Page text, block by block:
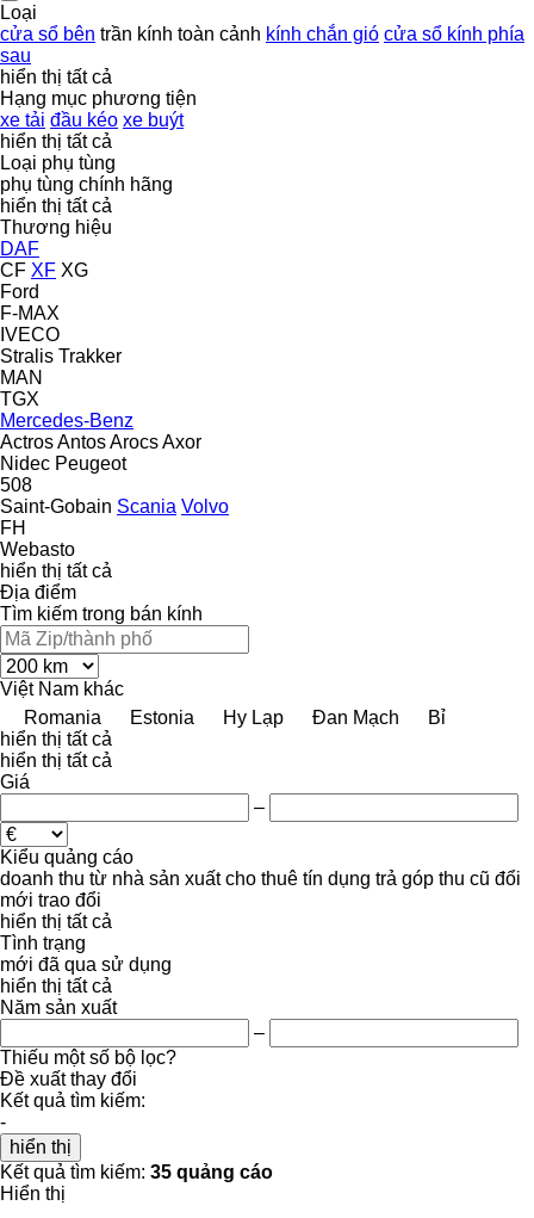
Loại
cửa sổ bên trần kính toàn cảnh kính chắn gió cửa sổ kính phía
sau
hiển thị tất cả
Hạng mục phương tiện
xe tải đầu kéo xe buýt
hiển thị tất cả
Loại phụ tùng
phụ tùng chính hãng
hiển thị tất cả
Thương hiệu
DAF
CF XF XG
Ford
F-MAX
IVECO
Stralis Trakker
MAN
TGX
Mercedes-Benz
ActrosAntosArocsAxor
Nidec Peugeot
508
Saint-Gobain Scania Volvo
FH
Webasto
hiển thị tất cả
Địa điểm
Tìm kiếm trong bán kính
Việt Nam khác
Romania
Estonia Hy Lạp Đan Mạch
Bỉ
hiển thị tất cả
hiển thị tất cả
Giá
–
Kiểu quảng cáo
doanh thu từ nhà sản xuất cho thuê tín dụng trả góp thu cũ đổi
mới trao đổi
hiển thị tất cả
Tình trạng
mới đã qua sử dụng
hiển thị tất cả
Năm sản xuất
–
Thiếu một số bộ lọc?
Đề xuất thay đổi
Kết quả tìm kiếm:
-
hiển thị
Kết quả tìm kiếm: 35 quảng cáo
Hiển thị